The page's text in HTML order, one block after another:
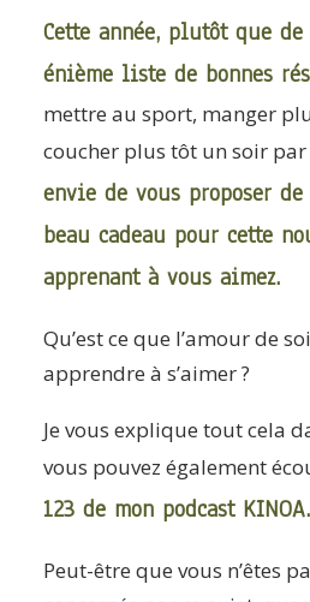
Cette année, plutôt que
énième liste de bonnes
mettre au sport, manger
coucher plus tôt un soir
envie de vous proposer
beau cadeau pour cette
apprenant à vous aimez.
Qu’est ce que l’amour de
apprendre à s’aimer ?
Je vous explique tout cela
vous pouvez également
123 de mon podcast KINOA.
Peut-être que vous n’êtes